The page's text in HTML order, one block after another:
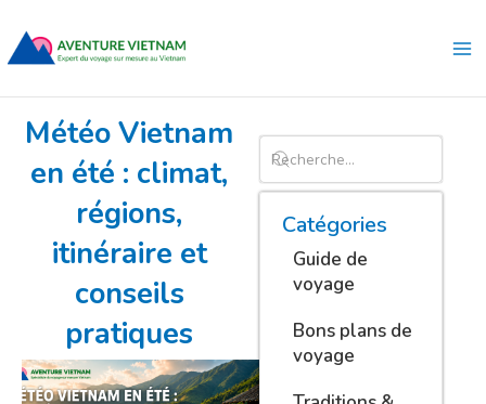
contenu
Météo Vietnam
en été : climat,
régions,
itinéraire et
conseils
pratiques
Catégories
Guide de
voyage
Bons plans de
voyage